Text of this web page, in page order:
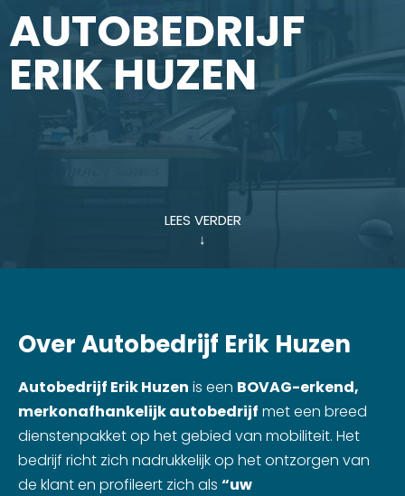
AUTOBEDRIJF
ERIK HUZEN
LEES VERDER
↓
Over Autobedrijf Erik Huzen
Autobedrijf Erik Huzen is een BOVAG-erkend,
merkonafhankelijk autobedrijf met een breed
dienstenpakket op het gebied van mobiliteit. Het
bedrijf richt zich nadrukkelijk op het ontzorgen van
de klant en profileert zich als “uw